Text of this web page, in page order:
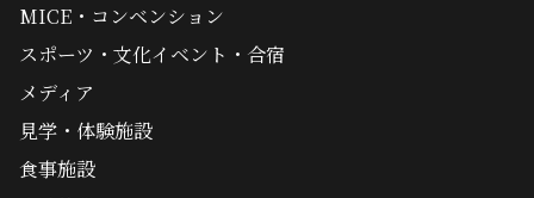
MICE・コンベンション
スポーツ・文化イベント・合宿
メディア
見学・体験施設
食事施設